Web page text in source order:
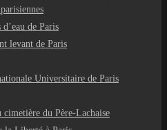
de Paris
levant de Paris
Universitaire de Paris
cimetière du Père-Lachaise